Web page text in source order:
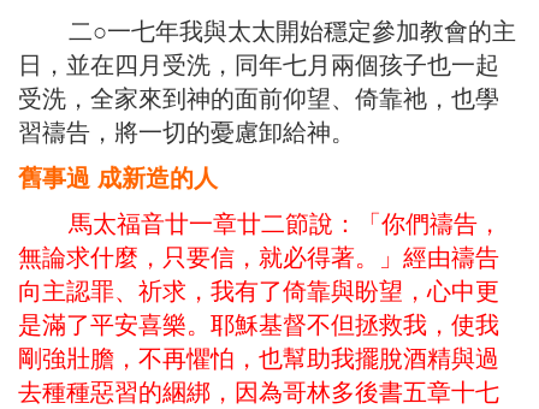
二○一七年我與太太開始穩定參加教會的主
日，並在四月受洗，同年七月兩個孩子也一起
受洗，全家來到神的面前仰望、倚靠祂，也學
習禱告，將一切的憂慮卸給神。
舊事過 成新造的人
馬太福音廿一章廿二節說：「你們禱告，
無論求什麼，只要信，就必得著。」經由禱告
向主認罪、祈求，我有了倚靠與盼望，心中更
是滿了平安喜樂。耶穌基督不但拯救我，使我
剛強壯膽，不再懼怕，也幫助我擺脫酒精與過
去種種惡習的綑綁，因為哥林多後書五章十七